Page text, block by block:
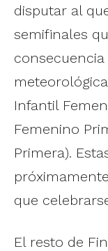
disputar al
semifinales
Infantil
Femenino
Primera).
que
El resto de